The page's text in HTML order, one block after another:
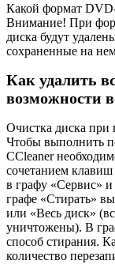
Какой формат DVD-
Внимание! При
диска будут
сохраненные на
Как удалить
возможности
Очистка диска
Чтобы выполнить
CCleaner
сочетанием клавиш
в графу «Сервис»
графе «Стирать»
или «Весь диск»
уничтожены). В
способ стирания.
количество